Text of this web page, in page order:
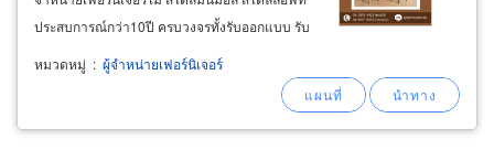
ประสบการณ์กว่า10ปี ครบวงจรทั้งรับออกแบบ รับ
ผลิต จำหน่ายและจัดส่งถึงที่ทั่วประเทศ ราคาถูก
จากโรงงานไม่ผ่านคนกลาง รับประกันซ่อมฟรี
ยาวนานแบบไม่เหมือนใคร
หมวดหมู่ : ผู้จำหน่ายเฟอร์นิเจอร์